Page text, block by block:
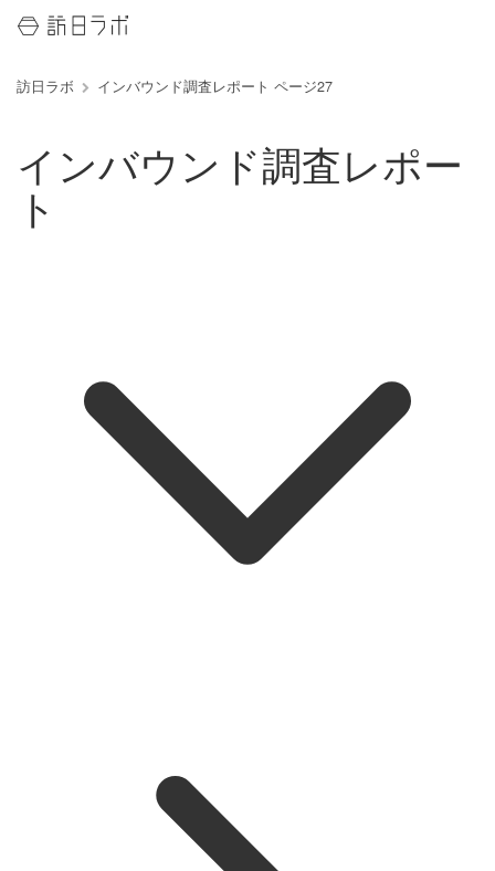
訪日ラボ インバウンド調査レポート ページ27
インバウンド調査レポー
ト